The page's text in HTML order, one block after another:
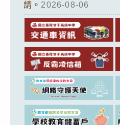
請。 2026-08-06